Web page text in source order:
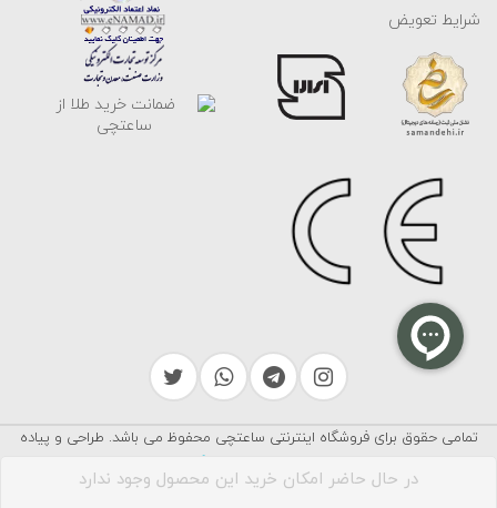
در حال حاضر امکان خرید این محصول وجود ندارد
شرایط تعویض
تمامی حقوق برای فروشگاه اینترنتی ساعتچی محفوظ می باشد. طراحی و پیاده
سرایکو